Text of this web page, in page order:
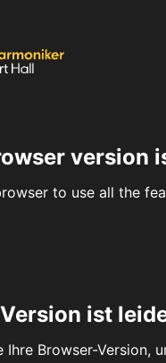
version
to use all the
ist
Ihre Browser-Version,